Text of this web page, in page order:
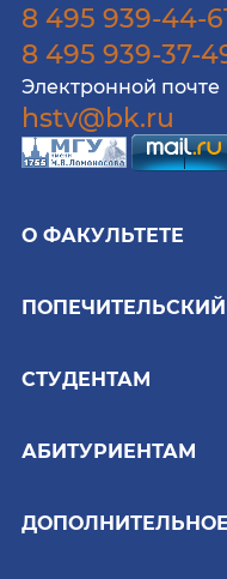
8 495 939-44-
8 495 939-37-
Электронной почте
hstv@bk.ru
О ФАКУЛЬТЕТЕ
СТУДЕНТАМ
АБИТУРИЕНТАМ